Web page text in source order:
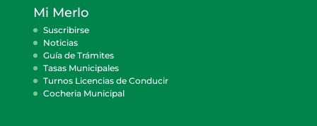
Mi Merlo
Suscribirse
Noticias
Guía de Trámites
Tasas Municipales
Turnos Licencias de Conducir
Cocheria Municipal